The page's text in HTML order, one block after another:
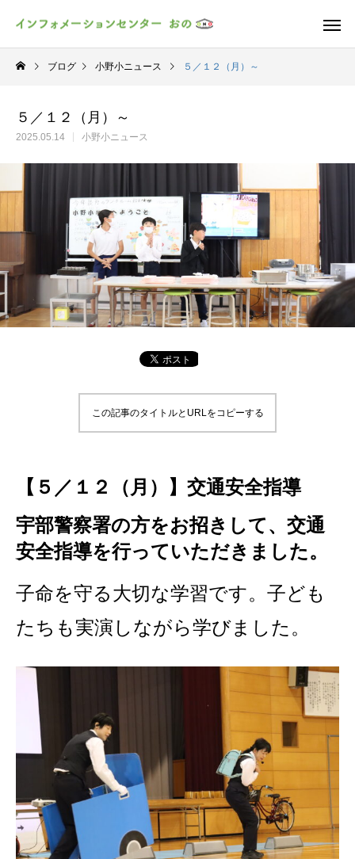
ブログ 小野小ニュース ５／１２（月）～
５／１２（月）～
2025.05.14 小野小ニュース
この記事のタイトルとURLをコピーする
【５／１２（月）】交通安全指導
宇部警察署の方をお招きして、交通
安全指導を行っていただきました。
子命を守る大切な学習です。子ども
たちも実演しながら学びました。